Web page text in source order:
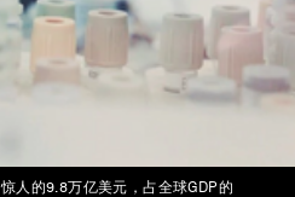
人的9.8万亿美元，占全球GDP的